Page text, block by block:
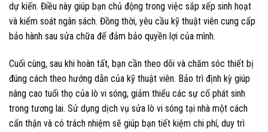
dự kiến. Điều này giúp bạn chủ động trong việc sắp xếp sinh hoạt
và kiểm soát ngân sách. Đồng thời, yêu cầu kỹ thuật viên cung cấp
bảo hành sau sửa chữa để đảm bảo quyền lợi của mình.
Cuối cùng, sau khi hoàn tất, bạn cần theo dõi và chăm sóc thiết bị
đúng cách theo hướng dẫn của kỹ thuật viên. Bảo trì định kỳ giúp
nâng cao tuổi thọ của lò vi sóng, giảm thiểu các sự cố phát sinh
trong tương lai. Sử dụng dịch vụ sửa lò vi sóng tại nhà một cách
cẩn thận và có trách nhiệm sẽ giúp bạn tiết kiệm chi phí, duy trì